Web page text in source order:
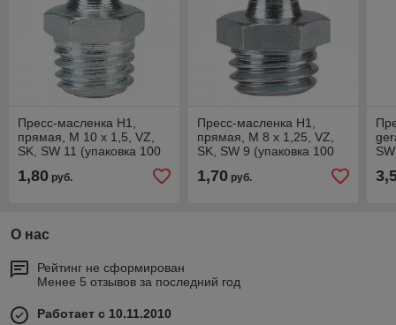
Пресс-масленка H1,
прямая, M 10 x 1,5, VZ,
SK, SW 11 (упаковка 100
шт.), Pressol 15015 (пр-во
Германия)
1,80 руб.
Пресс-масленка H1,
прямая, M 8 x 1,25, VZ,
SK, SW 9 (упаковка 100
шт.), Pressol 15010 (пр-во
Германия)
1,70руб.
О нас
Рейтинг не сформирован
Менее 5 отзывов за последний год
Работает с 10.11.2010